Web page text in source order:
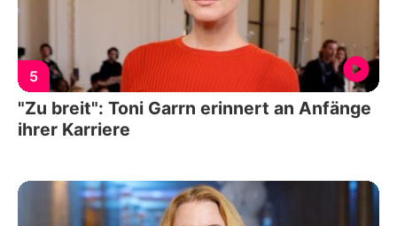
5
"Zu breit": Toni Garrn erinnert an Anfänge
ihrer Karriere